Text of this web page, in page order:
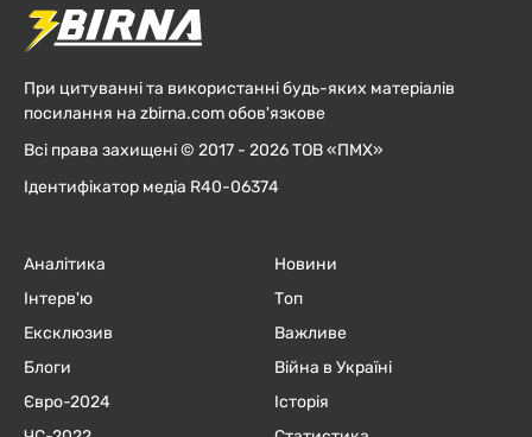
При цитуванні та використанні будь-яких матеріалів
посилання на zbirna.com обов'язкове
Всі права захищені © 2017 - 2026 ТОВ «ПМХ»
Ідентифікатор медіа R40-06374
Аналітика
Інтерв'ю
Ексклюзив
Блоги
Євро-2024
Новини
Топ
Важливе
Війна в Україні
Історія